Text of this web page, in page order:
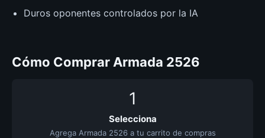
Duros oponentes controlados por la IA
Cómo Comprar Armada 2526
1
Selecciona
Agrega Armada 2526 a tu carrito de compras